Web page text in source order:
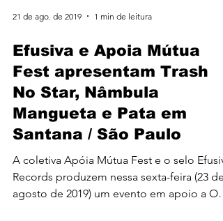
21 de ago. de 2019 1 min de leitura
Efusiva e Apoia Mútua
Fest apresentam Trash
No Star, Nâmbula
Santana / São Paulo
A coletiva Apóia Mútua Fest e o selo